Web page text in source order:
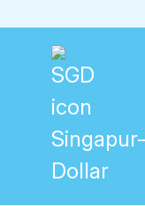
Singapur-
Dollar